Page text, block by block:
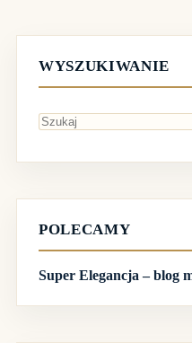
WYSZUKIWANIE
wyników
POLECAMY
Super Elegancja – blog